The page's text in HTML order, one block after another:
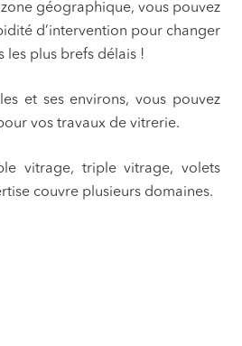
géographique, vous pouvez
d’intervention pour changer
les plus brefs délais !
et ses environs, vous pouvez
vos travaux de vitrerie.
vitrage, triple vitrage, volets
couvre plusieurs domaines.